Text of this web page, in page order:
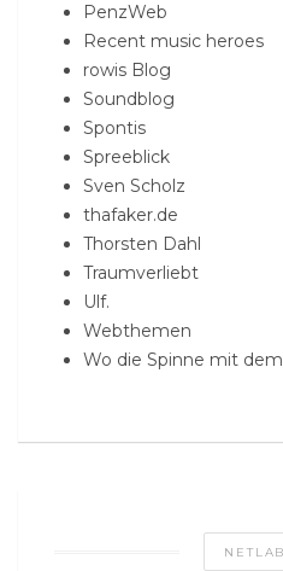
PenzWeb
Recent music heroes
rowis Blog
Soundblog
Spontis
Spreeblick
Sven Scholz
thafaker.de
Thorsten Dahl
Traumverliebt
Ulf.
Webthemen
Wo die Spinne mit